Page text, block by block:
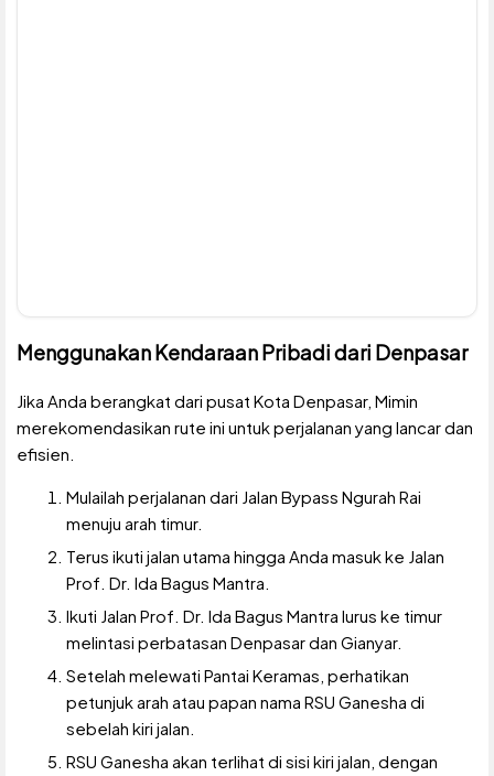
Menggunakan Kendaraan Pribadi dari Denpasar
Jika Anda berangkat dari pusat Kota Denpasar, Mimin
merekomendasikan rute ini untuk perjalanan yang lancar dan
efisien.
Mulailah perjalanan dari Jalan Bypass Ngurah Rai
menuju arah timur.
Terus ikuti jalan utama hingga Anda masuk ke Jalan
Prof. Dr. Ida Bagus Mantra.
Ikuti Jalan Prof. Dr. Ida Bagus Mantra lurus ke timur
melintasi perbatasan Denpasar dan Gianyar.
Setelah melewati Pantai Keramas, perhatikan
petunjuk arah atau papan nama RSU Ganesha di
sebelah kiri jalan.
RSU Ganesha akan terlihat di sisi kiri jalan, dengan